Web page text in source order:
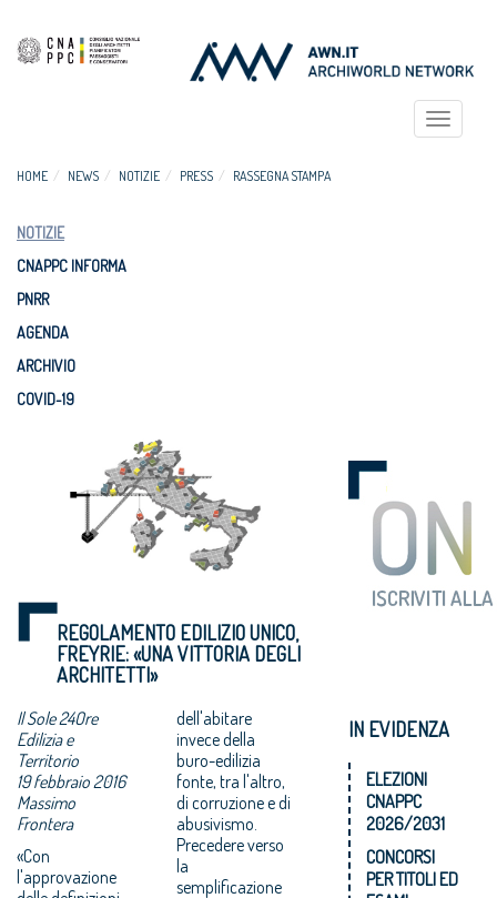
Toggle
HOME NEWS NOTIZIE PRESS RASSEGNA STAMPA
NOTIZIE
CNAPPC INFORMA
PNRR
AGENDA
ARCHIVIO
COVID-19
REGOLAMENTO EDILIZIO UNICO,
FREYRIE: «UNA VITTORIA DEGLI
ARCHITETTI»
Il Sole 24Ore
Edilizia e
Territorio
19 febbraio 2016
Massimo
Frontera
«Con
l'approvazione
dell'abitare
invece della
buro-edilizia
fonte, tra l'altro,
di corruzione e di
abusivismo.
Precedere verso
la
semplificazione
IN EVIDENZA
ELEZIONI
CNAPPC
2026/2031
CONCORSI
PER TITOLI ED